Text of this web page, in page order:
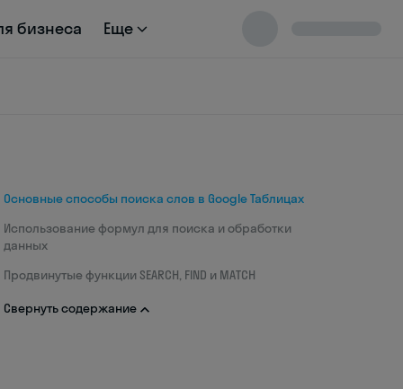
бизнеса Еще
Основные способы поиска слов в Google Таблицах
Использование формул для поиска и обработки
данных
Продвинутые функции SEARCH, FIND и MATCH
Свернуть содержание